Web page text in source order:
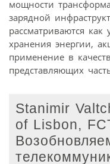
мощности
зарядной
рассматриваются как
хранения энергии,
применение в
представляющих
Stanimir
of Lisbon,